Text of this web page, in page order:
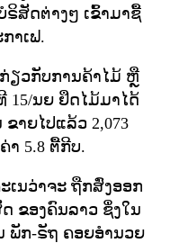
ສັດຕ່າງໆ ເຂົ້າມາຊື້
າເຟ.
ຽວກັບການຄ້າໄມ້ ຫຼື
15/ນຍ ຢຶດໄມ້ມາໄດ້
ຂາຍໄປແລ້ວ 2,073
າ 5.8 ຕື້ກີບ.
ນວ່າຈະ ຖືກສົ່ງອອກ
ຂອງຄົນລາວ ຊຶ່ງໃນ
ພັກ-ຣັຖ ຄອຍອຳນວຍ